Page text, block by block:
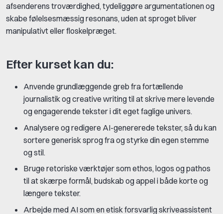
afsenderens troværdighed, tydeliggøre argumentationen og
skabe følelsesmæssig resonans, uden at sproget bliver
manipulativt eller floskelpræget.
Efter kurset kan du:
Anvende grundlæggende greb fra fortællende
journalistik og creative writing til at skrive mere levende
og engagerende tekster i dit eget faglige univers.
Analysere og redigere AI-genererede tekster, så du kan
sortere generisk sprog fra og styrke din egen stemme
og stil.
Bruge retoriske værktøjer som ethos, logos og pathos
til at skærpe formål, budskab og appel i både korte og
længere tekster.
Arbejde med AI som en etisk forsvarlig skriveassistent